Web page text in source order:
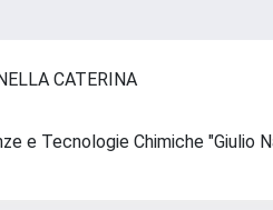
CATERINA
e Tecnologie Chimiche "Giulio